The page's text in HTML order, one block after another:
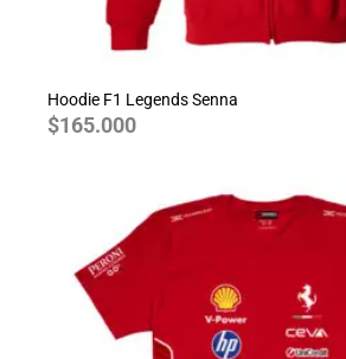
Hoodie F1 Legends Senna
$165.000